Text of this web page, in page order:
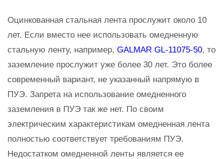
Оцинкованная стальная лента прослужит около 10
лет. Если вместо нее использовать омедненную
стальную ленту, например, GALMAR GL-11075-50, то
заземление прослужит уже более 30 лет. Это более
современный вариант, не указанный напрямую в
ПУЭ. Запрета на использование омедненного
заземления в ПУЭ так же нет. По своим
электрическим характеристикам омедненная лента
полностью соответствует требованиям ПУЭ.
Недостатком омедненной ленты является ее